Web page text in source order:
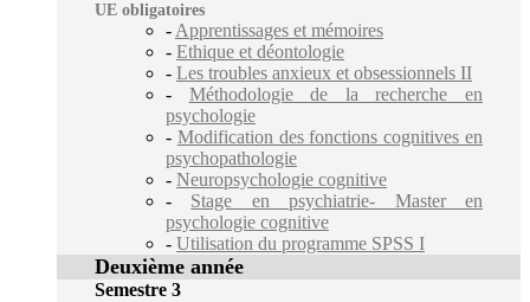
UE obligatoires
- Apprentissages et mémoires
- Ethique et déontologie
- Les troubles anxieux et obsessionnels II
- Méthodologie de la recherche en
psychologie
- Modification des fonctions cognitives en
psychopathologie
- Neuropsychologie cognitive
- Stage en psychiatrie- Master en
psychologie cognitive
- Utilisation du programme SPSS I
Deuxième année
Semestre 3